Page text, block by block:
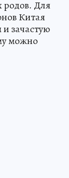
родов. Для
Китая
зачастую
можно